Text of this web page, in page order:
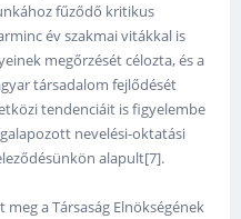
fűződő kritikus
év szakmai vitákkal is
megőrzését célozta, és a
társadalom fejlődését
tendenciáit is figyelembe
nevelési-oktatási
alapult[7].
a Társaság Elnökségének